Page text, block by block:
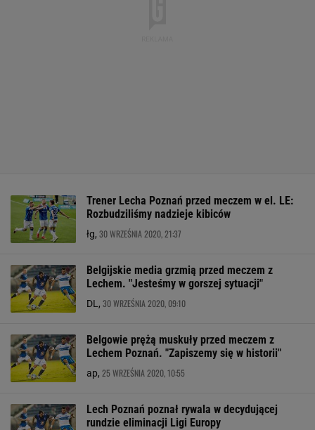
Trener Lecha Poznań przed meczem w el. LE:
Rozbudziliśmy nadzieje kibiców
łg, 30 WRZEŚNIA 2020, 21:37
Belgijskie media grzmią przed meczem z
Lechem. "Jesteśmy w gorszej sytuacji"
DL, 30 WRZEŚNIA 2020, 09:10
Belgowie prężą muskuły przed meczem z
Lechem Poznań. "Zapiszemy się w historii"
ap, 25 WRZEŚNIA 2020, 10:55
Lech Poznań poznał rywala w decydującej
rundzie eliminacji Ligi Europy